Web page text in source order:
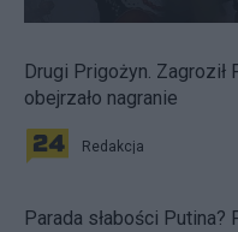
Drugi Prigożyn.
obejrzało nagranie
Redakcja
Parada słabości Putina?